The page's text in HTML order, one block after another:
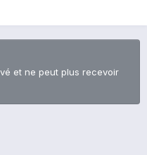
et ne peut plus recevoir